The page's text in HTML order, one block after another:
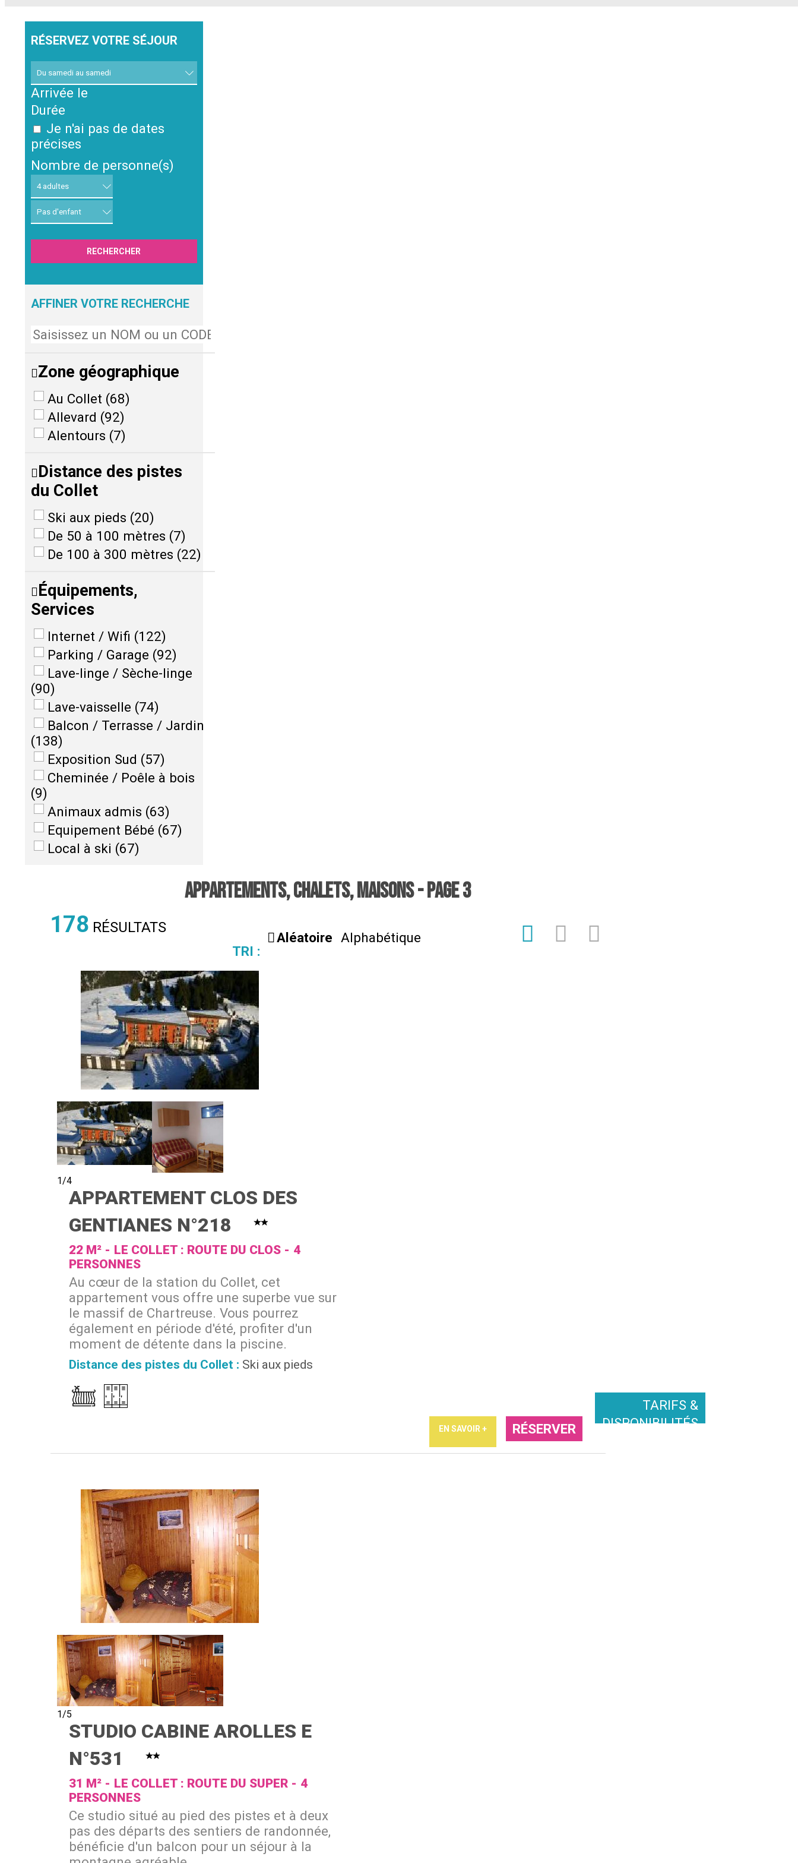
RÉSERVEZ VOTRE SÉJOUR
Arrivée le
Durée
Je n'ai pas de dates
précises
Nombre de personne(s)
AFFINER VOTRE RECHERCHE
Zone géographique
Au Collet (68)
Allevard (92)
Alentours (7)
Distance des pistes
du Collet
Ski aux pieds (20)
De 50 à 100 mètres (7)
De 100 à 300 mètres (22)
Équipements,
Services
Internet / Wifi (122)
Parking / Garage (92)
Lave-linge / Sèche-linge
(90)
Lave-vaisselle (74)
Balcon / Terrasse / Jardin
(138)
Exposition Sud (57)
Cheminée / Poêle à bois
(9)
Animaux admis (63)
Equipement Bébé (67)
Local à ski (67)
APPARTEMENTS, CHALETS, MAISONS - PAGE 3
178 RÉSULTATS
TRI :
Aléatoire Alphabétique
1/4
APPARTEMENT CLOS DES
GENTIANES N°218
22 M² LE COLLET : ROUTE DU CLOS
4
PERSONNES
Au cœur de la station du Collet, cet
appartement vous offre une superbe vue sur
le massif de Chartreuse. Vous pourrez
également en période d'été, profiter d'un
moment de détente dans la piscine.
Distance des pistes du Collet : Ski aux pieds
EN SAVOIR + RÉSERVER
TARIFS &
DISPONIBILITÉS
1/5
STUDIO CABINE AROLLES E
N°531
31 M² LE COLLET : ROUTE DU SUPER
4
PERSONNES
Ce studio situé au pied des pistes et à deux
pas des départs des sentiers de randonnée,
bénéficie d'un balcon pour un séjour à la